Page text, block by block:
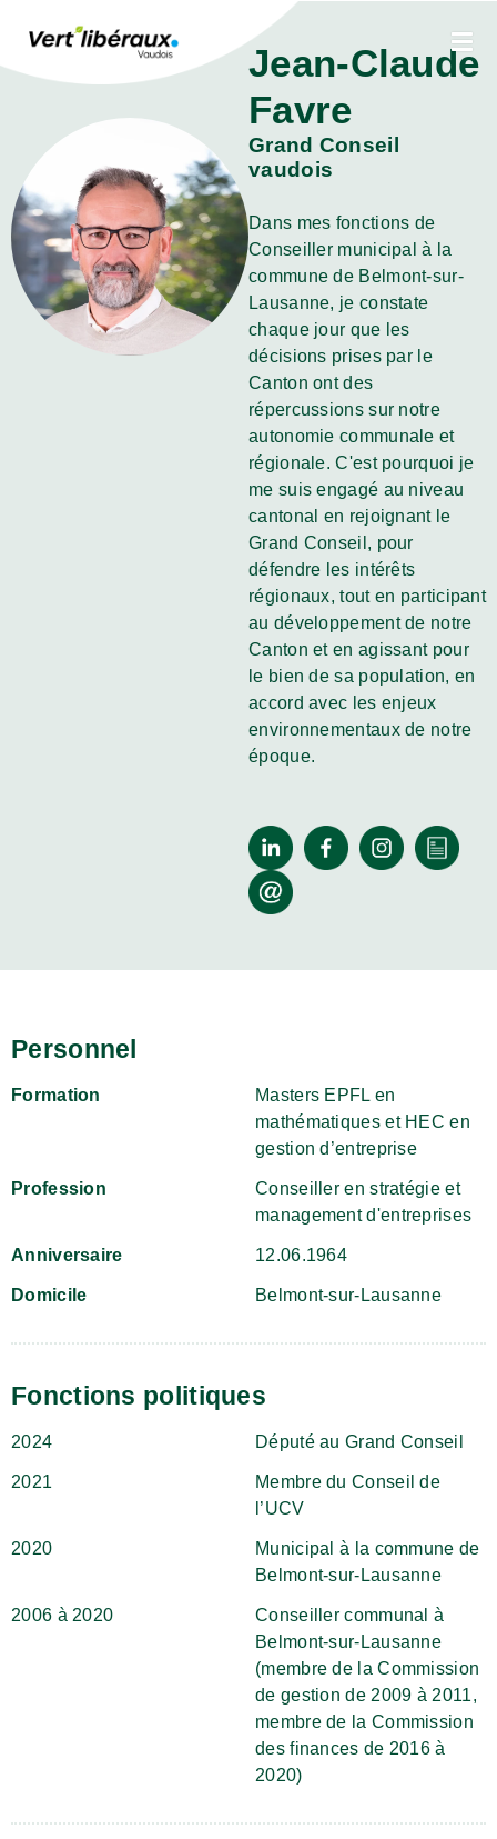
Jean-Claude
Favre
Grand Conseil
vaudois
Dans mes fonctions de
Conseiller municipal à la
commune de Belmont-sur-
Lausanne, je constate
chaque jour que les
décisions prises par le
Canton ont des
répercussions sur notre
autonomie communale et
régionale. C'est pourquoi je
me suis engagé au niveau
cantonal en rejoignant le
Grand Conseil, pour
défendre les intérêts
régionaux, tout en participant
au développement de notre
Canton et en agissant pour
le bien de sa population, en
accord avec les enjeux
environnementaux de notre
époque.
Personnel
Formation
Masters EPFL en
mathématiques et HEC en
gestion d’entreprise
Profession
Conseiller en stratégie et
management d'entreprises
Anniversaire 12.06.1964
Domicile Belmont-sur-Lausanne
Fonctions politiques
2024 Député au Grand Conseil
2021
Membre du Conseil de
l’UCV
2020
Municipal à la commune de
Belmont-sur-Lausanne
2006 à 2020
Conseiller communal à
Belmont-sur-Lausanne
(membre de la Commission
de gestion de 2009 à 2011,
membre de la Commission
des finances de 2016 à
2020)